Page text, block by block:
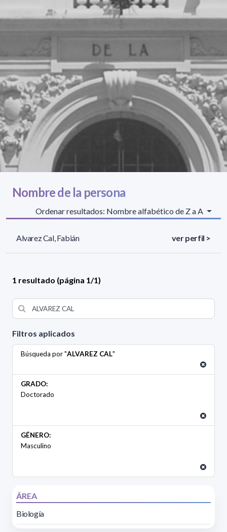
Filtros aplicados
Búsqueda por "ALVAREZ CAL"
GRADO:
Doctorado
GÉNERO:
Masculino
ÁREA
Biología
Nombre de la persona
Ordenar resultados: Nombre alfabético de Z a A
Alvarez Cal, Fabián ver perfil >
1 resultado (página 1/1)